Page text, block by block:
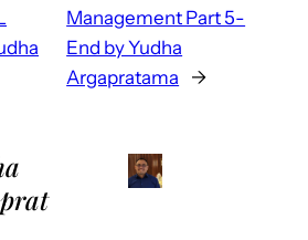
Management Part 5-
End by Yudha
Argapratama
→